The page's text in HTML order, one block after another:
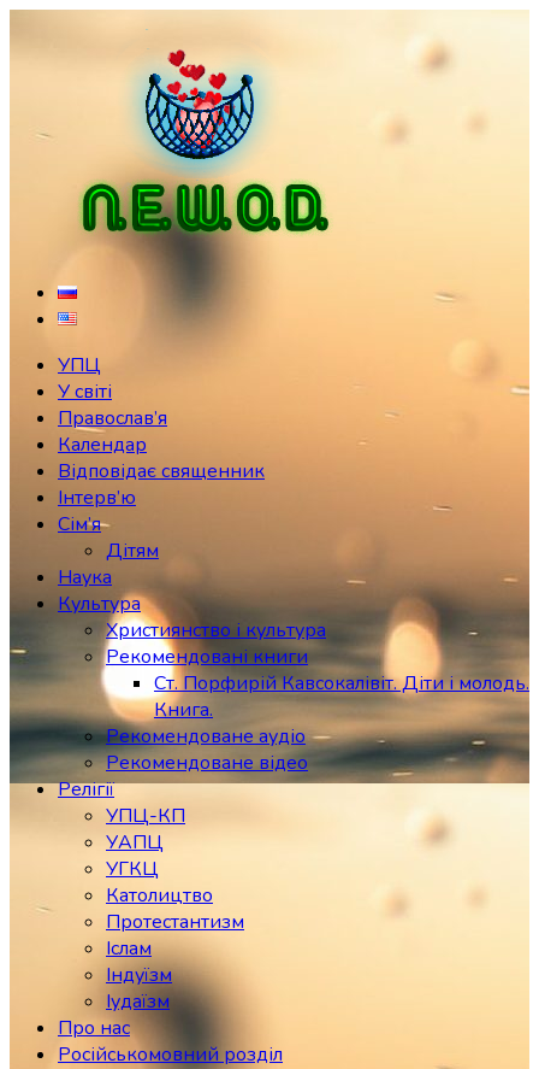
УПЦ
У світі
Православ’я
Календар
Відповідає священник
Інтерв’ю
Сім’я
Дітям
Наука
Культура
Християнство і культура
Рекомендовані книги
Ст. Порфирій Кавсокалівіт. Діти і молодь.
Книга.
Рекомендоване аудіо
Рекомендоване відео
Релігії
УПЦ-КП
УАПЦ
УГКЦ
Католицтво
Протестантизм
Іслам
Індуїзм
Іудаїзм
Про нас
Російськомовний розділ